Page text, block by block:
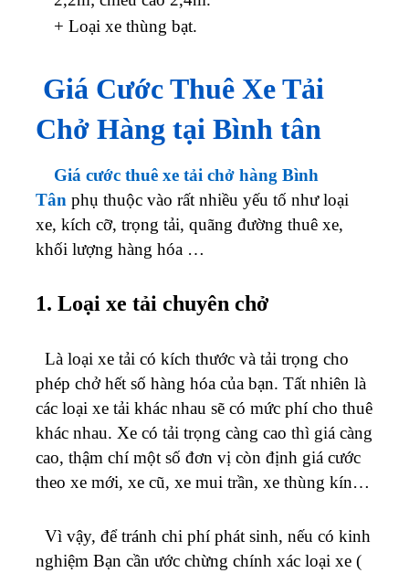
+ Loại xe thùng bạt.
Giá Cước Thuê Xe Tải
Chở Hàng tại Bình tân
Giá cước thuê xe tải chở hàng Bình
Tân phụ thuộc vào rất nhiều yếu tố như loại
xe, kích cỡ, trọng tải, quãng đường thuê xe,
khối lượng hàng hóa …
1. Loại xe tải chuyên chở
Là loại xe tải có kích thước và tải trọng cho
phép chở hết số hàng hóa của bạn. Tất nhiên là
các loại xe tải khác nhau sẽ có mức phí cho thuê
khác nhau. Xe có tải trọng càng cao thì giá càng
cao, thậm chí một số đơn vị còn định giá cước
theo xe mới, xe cũ, xe mui trần, xe thùng kín…
Vì vậy, để tránh chi phí phát sinh, nếu có kinh
nghiệm Bạn cần ước chừng chính xác loại xe (